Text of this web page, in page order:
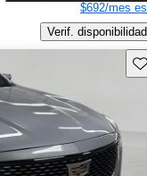
$692/mes
Verif. disponibilidad